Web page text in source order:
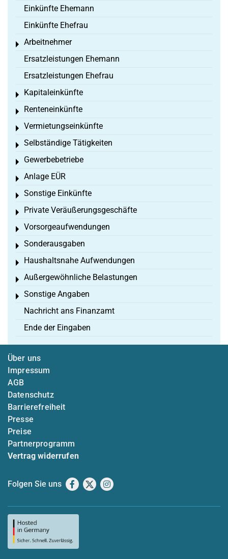
Einkünfte Ehemann
Einkünfte Ehefrau
Arbeitnehmer
Toggle menu
Ersatzleistungen Ehemann
Ersatzleistungen Ehefrau
Kapitaleinkünfte
Toggle menu
Renteneinkünfte
Toggle menu
Vermietungseinkünfte
Toggle menu
Selbständige Tätigkeiten
Toggle menu
Gewerbebetriebe
Toggle menu
Anlage EÜR
Toggle menu
Sonstige Einkünfte
Toggle menu
Private Veräußerungsgeschäfte
Toggle menu
Vorsorgeaufwendungen
Toggle menu
Sonderausgaben
Toggle menu
Haushaltsnahe Aufwendungen
Toggle menu
Außergewöhnliche Belastungen
Toggle menu
Sonstige Angaben
Toggle menu
Nachricht ans Finanzamt
Ende der Eingaben
Über uns
Impressum
AGB
Datenschutz
Barrierefreiheit
Presse
Preise
Partnerprogramm
Vertrag widerrufen
Folgen Sie uns Facebook
X Instagram